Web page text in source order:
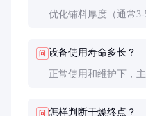
优化铺料厚度（通常
问 设备使用寿命多长？
正常使用和维护下，
问 怎样判断干燥终点？